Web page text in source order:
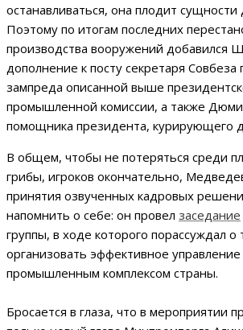
останавливаться, она плодит сущности
Поэтому по итогам последних
производства вооружений добавился
дополнение к посту секретаря Совбеза
зампреда описанной выше
промышленной комиссии, а также
помощника президента, курирующего
В общем, чтобы не потеряться среди
грибы, игроков окончательно,
принятия озвученных кадровых
напомнить о себе: он провел заседание
группы, в ходе которого порассуждал о
организовать эффективное
промышленным комплексом страны.
Бросается в глаза, что в мероприятии